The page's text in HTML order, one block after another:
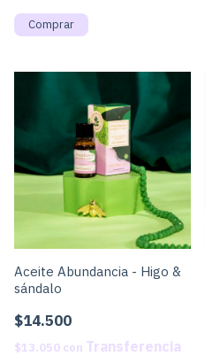
Aceite Abundancia - Higo &
sándalo
$14.500
$13.050 con